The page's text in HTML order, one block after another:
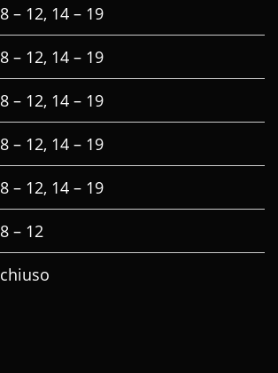
8 – 12, 14 – 19
8 – 12, 14 – 19
8 – 12, 14 – 19
8 – 12, 14 – 19
8 – 12, 14 – 19
8 – 12
chiuso